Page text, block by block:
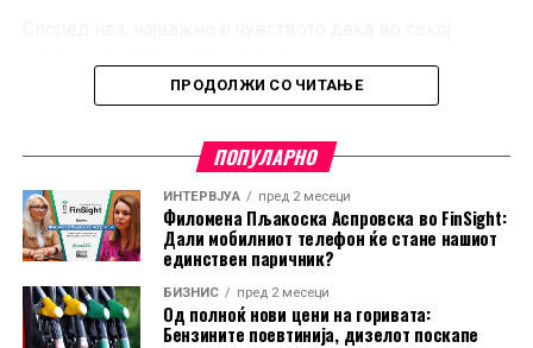
каналот на Банкарство.
„Главното чувство кое го имав и тогаш, а и сега
додека ја пишував книгата, е дека сум го дала мојот
апсолутен максимум во секоја дадена околност“,
посочува Ангеловска.
ПРОДОЛЖИ СО ЧИТАЊЕ
ПОПУЛАРНО
ИНТЕРВЈУА пред 2 месеци
Филомена Пљакоска Аспровска во FinSight:
Дали мобилниот телефон ќе стане нашиот
единствен паричник?
БИЗНИС пред 2 месеци
Од полноќ нови цени на горивата:
Бензините поевтинија, дизелот поскапе